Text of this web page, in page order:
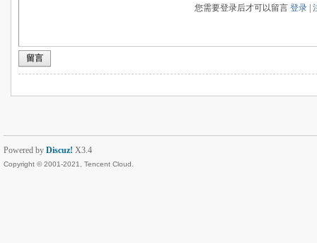
您需要登录后才可以留言登录 |
留言
Powered by Discuz! X3.4
Copyright © 2001-2021, Tencent Cloud.